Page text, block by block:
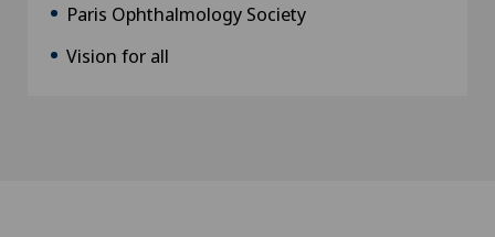
Paris Ophthalmology Society
Vision for all